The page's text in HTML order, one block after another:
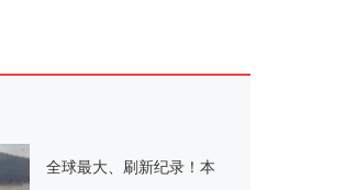
全球最大、刷新纪录！本